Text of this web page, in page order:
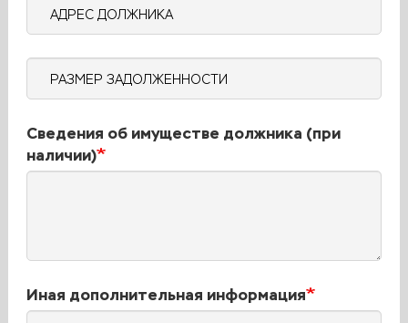
должника
задолженности
Сведения об имуществе должника (при
наличии)
Иная дополнительная информация